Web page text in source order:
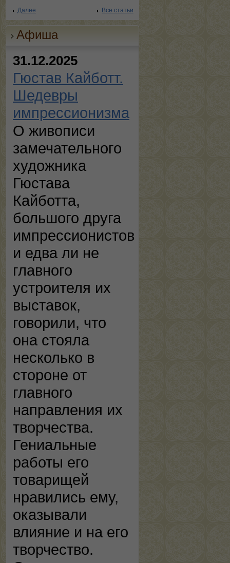
Далее Все статьи
Афиша
31.12.2025
Гюстав Кайботт.
Шедевры
импрессионизма
О живописи
замечательного
художника
Гюстава
Кайботта,
большого друга
импрессионистов
и едва ли не
главного
устроителя их
выставок,
говорили, что
она стояла
несколько в
стороне от
главного
направления их
творчества.
Гениальные
работы его
товарищей
нравились ему,
оказывали
влияние и на его
творчество.